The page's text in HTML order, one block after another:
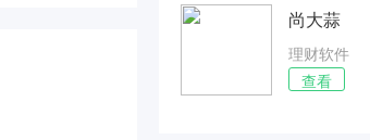
尚大蒜
理财软件
45.95MB
查看